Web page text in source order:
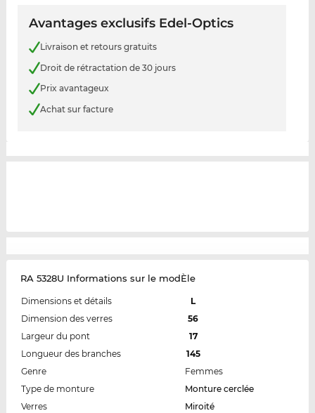
Avantages exclusifs Edel-Optics
Livraison et retours gratuits
Droit de rétractation de 30 jours
Prix avantageux
Achat sur facture
RA 5328U Informations sur le modÈle
Dimensions et détails
L
Dimension des verres
56
Largeur du pont
17
Longueur des branches
145
Genre
Femmes
Type de monture
Monture cerclée
Verres
Miroité